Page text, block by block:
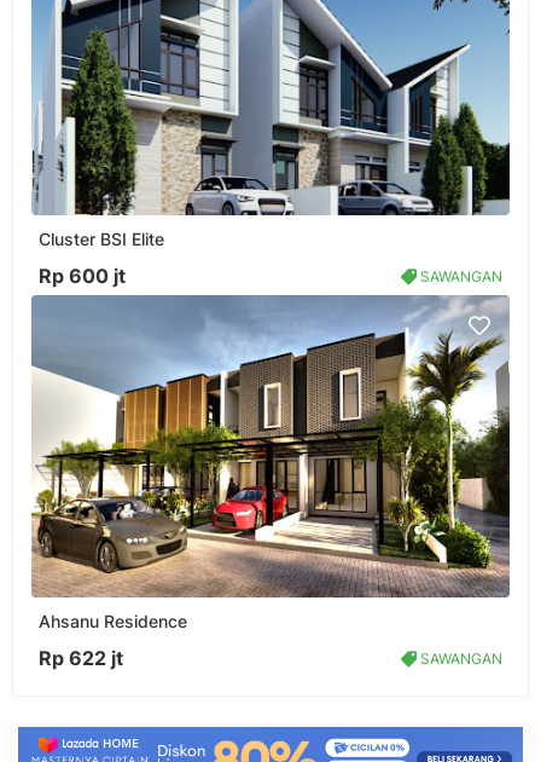
Cluster BSI Elite
Rp 600 jt SAWANGAN
Ahsanu Residence
Rp 622 jt SAWANGAN